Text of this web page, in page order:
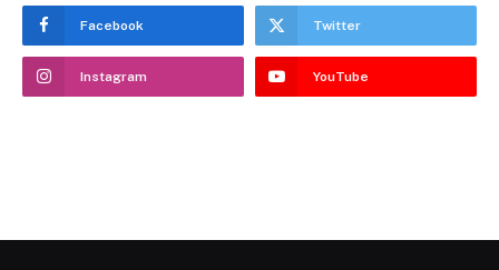
Facebook Twitter
Instagram YouTube